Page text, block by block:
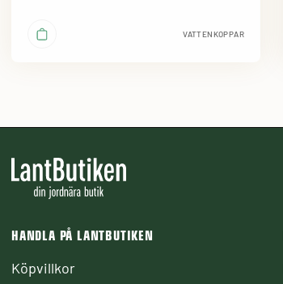
VATTENKOPPAR
HANDLA PÅ LANTBUTIKEN
Köpvillkor